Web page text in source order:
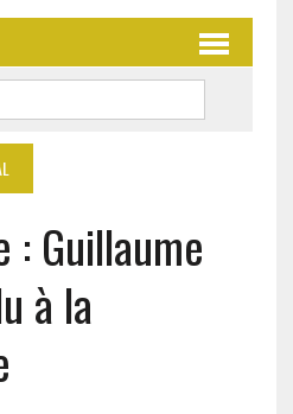
: Guillaume
à la